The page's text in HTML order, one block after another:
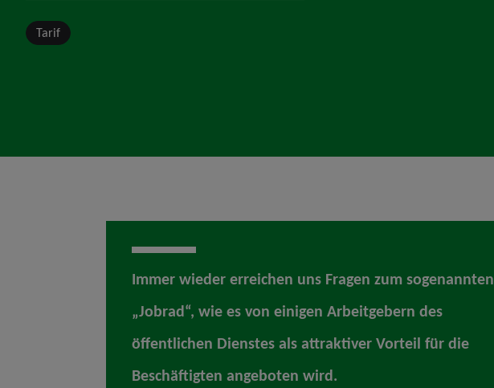
Tarif
Immer wieder erreichen uns Fragen zum sogenannten
„Jobrad“, wie es von einigen Arbeitgebern des
öffentlichen Dienstes als attraktiver Vorteil für die
Beschäftigten angeboten wird.